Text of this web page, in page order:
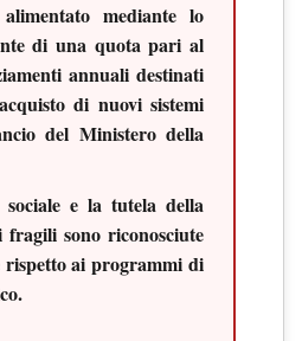
mediante lo
di una quota pari al
annuali destinati
di nuovi sistemi
del Ministero della
e la tutela della
sono riconosciute
ai programmi di